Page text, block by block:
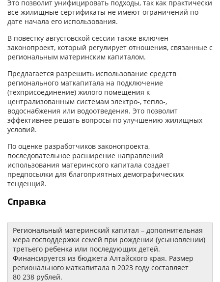
Это позволит унифицировать подходы, так как практически
все жилищные сертификаты не имеют ограничений по
дате начала его использования.
В повестку августовской сессии также включен
законопроект, который регулирует отношения, связанные с
региональным материнским капиталом.
Предлагается разрешить использование средств
регионального маткапитала на подключение
(техприсоединение) жилого помещения к
централизованным системам электро-, тепло-,
водоснабжения или водоотведения. Это позволит
эффективнее решать вопросы по улучшению жилищных
условий.
По оценке разработчиков законопроекта,
последовательное расширение направлений
использования материнского капитала создает
предпосылки для благоприятных демографических
тенденций.
Справка
Региональный материнский капитал – дополнительная
мера господдержки семей при рождении (усыновлении)
третьего ребенка или последующих детей.
Финансируется из бюджета Алтайского края. Размер
регионального маткапитала в 2023 году составляет
80 238 рублей.